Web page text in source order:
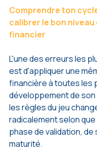
Comprendre ton
calibrer le bon niveau
financier
L'une des erreurs les
est d'appliquer une
financière à toutes les
développement de
les règles du jeu
radicalement selon
phase de validation, de
maturité.